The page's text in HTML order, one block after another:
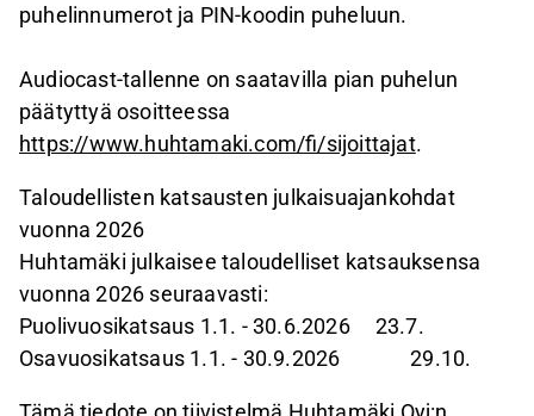
puhelinnumerot ja PIN-koodin puheluun.
Audiocast-tallenne on saatavilla pian puhelun
päätyttyä osoitteessa
https://www.huhtamaki.com/fi/sijoittajat.
Taloudellisten katsausten julkaisuajankohdat
vuonna 2026
Huhtamäki julkaisee taloudelliset katsauksensa
vuonna 2026 seuraavasti:
Puolivuosikatsaus 1.1. - 30.6.2026 23.7.
Osavuosikatsaus 1.1. - 30.9.2026 29.10.